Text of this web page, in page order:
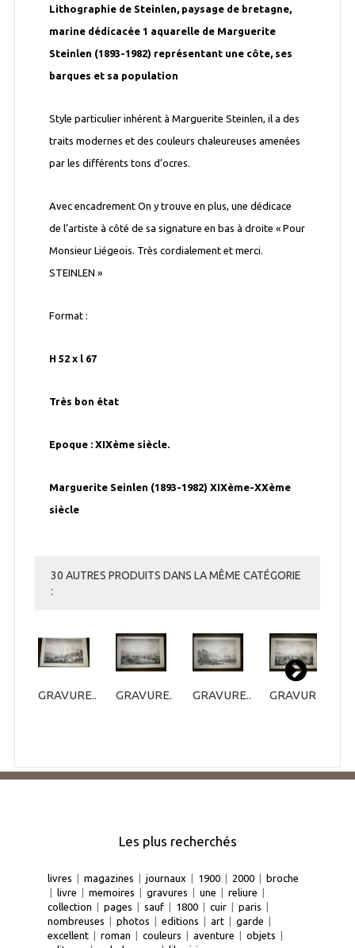
Lithographie de Steinlen, paysage de bretagne,
marine dédicacée 1 aquarelle de Marguerite
Steinlen (1893-1982) représentant une côte, ses
barques et sa population
Style particulier inhérent à Marguerite Steinlen, il a des
traits modernes et des couleurs chaleureuses amenées
par les différents tons d’ocres.
Avec encadrement On y trouve en plus, une dédicace
de l’artiste à côté de sa signature en bas à droite « Pour
Monsieur Liégeois. Très cordialement et merci.
STEINLEN »
Format :
H 52 x l 67
Très bon état
Epoque : XIXème siècle.
Marguerite Seinlen (1893-1982) XIXème-XXème
siècle
30 AUTRES PRODUITS DANS LA MÊME CATÉGORIE
:
GRAVURE... GRAVURE... GRAVURE... GRAVURE...
Les plus recherchés
livres | magazines | journaux | 1900 | 2000 | broche
| livre | memoires | gravures | une | reliure |
collection | pages | sauf | 1800 | cuir | paris |
nombreuses | photos | editions | art | garde |
excellent | roman | couleurs | aventure | objets |